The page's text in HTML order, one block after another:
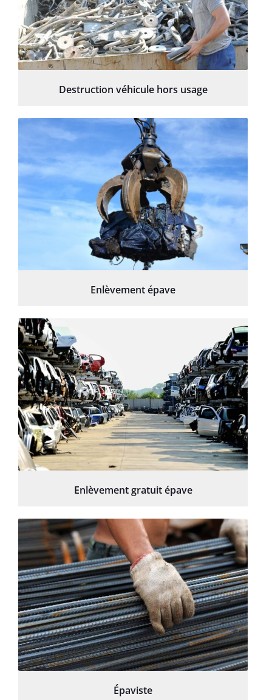
Destruction véhicule hors usage
Enlèvement épave
Enlèvement gratuit épave
Épaviste